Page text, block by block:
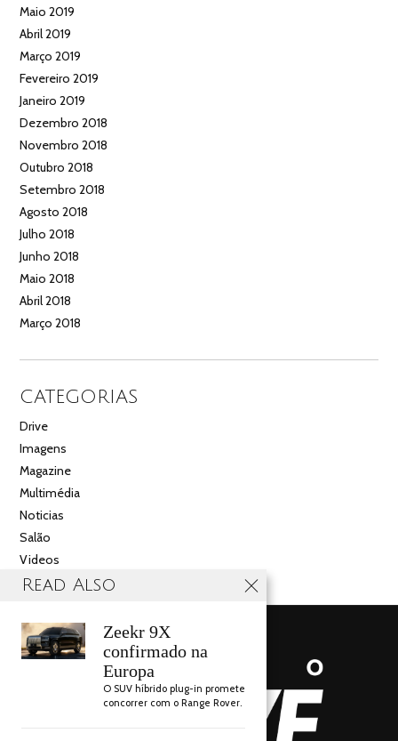
Maio 2019
Abril 2019
Março 2019
Fevereiro 2019
Janeiro 2019
Dezembro 2018
Novembro 2018
Outubro 2018
Setembro 2018
Agosto 2018
Julho 2018
Junho 2018
Maio 2018
Abril 2018
Março 2018
CATEGORIAS
Drive
Imagens
Magazine
Multimédia
Noticias
Salão
Videos
Read Also
Zeekr 9X
confirmado na
Europa
O SUV híbrido plug-in promete
concorrer com o Range Rover.